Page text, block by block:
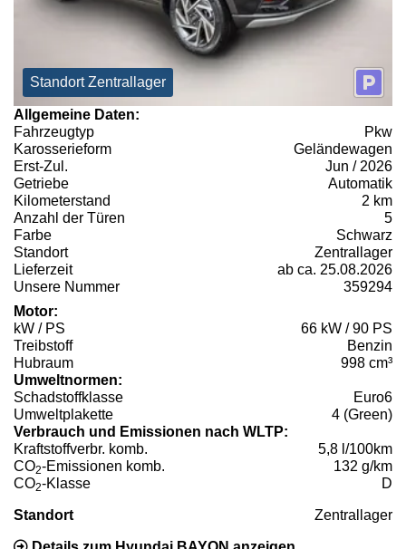
Standort Zentrallager
Allgemeine Daten:
Fahrzeugtyp
Pkw
Karosserieform
Geländewagen
Erst-Zul.
Jun / 2026
Getriebe
Automatik
Kilometerstand
2 km
Anzahl der Türen
5
Farbe
Schwarz
Standort
Zentrallager
Lieferzeit
ab ca. 25.08.2026
Unsere Nummer
359294
Motor:
kW / PS
66 kW / 90 PS
Treibstoff
Benzin
Hubraum
998 cm³
Umweltnormen:
Schadstoffklasse
Euro6
Umweltplakette
4 (Green)
Verbrauch und Emissionen nach WLTP:
Kraftstoffverbr. komb.
5,8 l/100km
CO2-Emissionen komb.
132 g/km
CO2-Klasse D
Standort Zentrallager